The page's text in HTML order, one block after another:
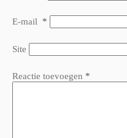
E-mail *
Site
Reactie toevoegen *